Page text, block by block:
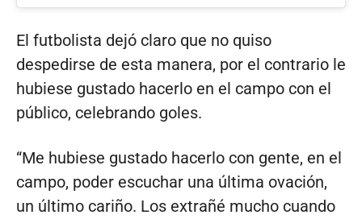
El futbolista dejó claro que no quiso
despedirse de esta manera, por el contrario le
hubiese gustado hacerlo en el campo con el
público, celebrando goles.
“Me hubiese gustado hacerlo con gente, en el
campo, poder escuchar una última ovación,
un último cariño. Los extrañé mucho cuando